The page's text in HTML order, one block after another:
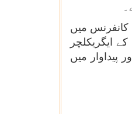
کانفرنس میں
ایگریکلچر
پیداوار میں